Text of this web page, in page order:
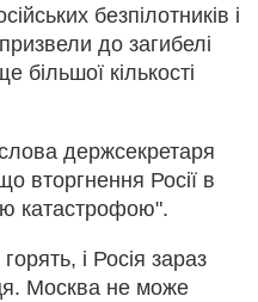
безпілотників і
до загибелі
більшої кількості
держсекретаря
вторгнення Росії в
катастрофою".
і Росія зараз
Москва не може